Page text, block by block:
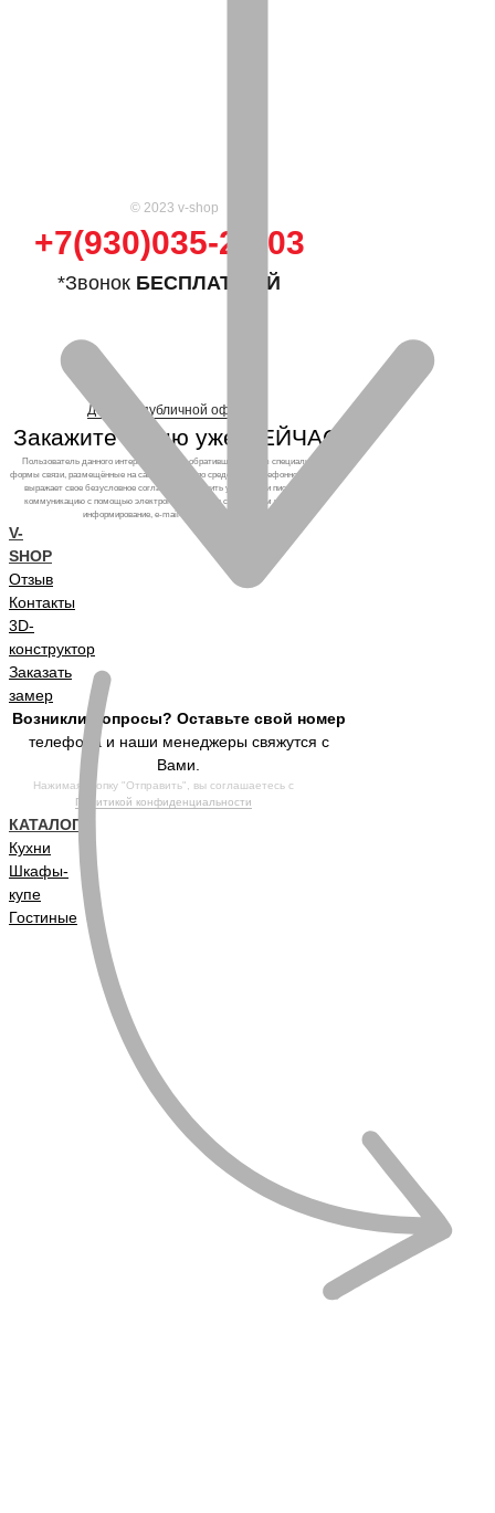
© 2023 v-shop
+7(930)035-25-03
*Звонок БЕСПЛАТНЫЙ
Договор публичной оферты
Закажите кухню уже СЕЙЧАС!
Пользователь данного интернет-ресурса, обратившийся через специальные
формы связи, размещённые на сайте, а также по средствам телефонного звонка,
выражает свое безусловное согласие продолжить устную или письменную
коммуникацию с помощью электронных средств связи, в том числе: sms-
информирование, e-mail-рассылка и т.п. и т.д.
V-
SHOP
Отзыв
Контакты
3D-
конструктор
Заказать
замер
Возникли вопросы? Оставьте свой номер
телефона и наши менеджеры свяжутся с
Вами.
Нажимая кнопку "Отправить", вы соглашаетесь с
Политикой конфиденциальности
КАТАЛОГ
Кухни
Шкафы-
купе
Гостиные